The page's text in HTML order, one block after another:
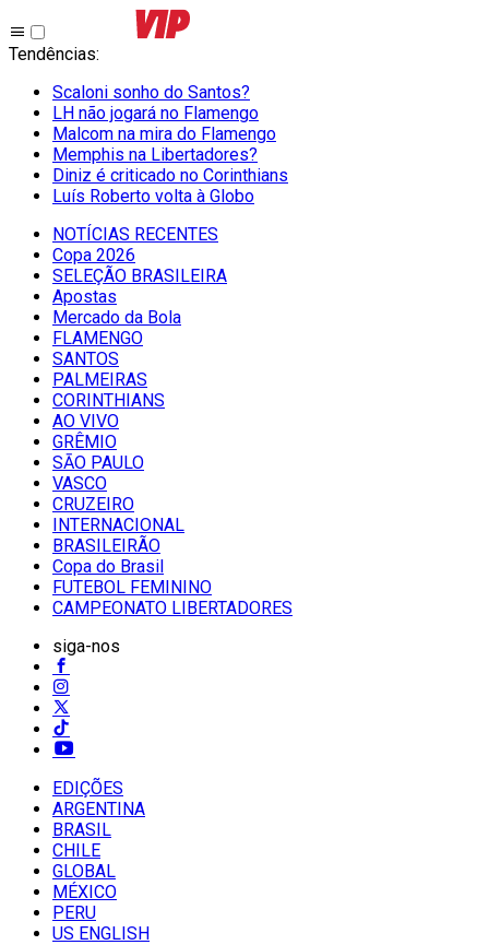
Tendências:
Scaloni sonho do Santos?
LH não jogará no Flamengo
Malcom na mira do Flamengo
Memphis na Libertadores?
Diniz é criticado no Corinthians
Luís Roberto volta à Globo
NOTÍCIAS RECENTES
Copa 2026
SELEÇÃO BRASILEIRA
Apostas
Mercado da Bola
FLAMENGO
SANTOS
PALMEIRAS
CORINTHIANS
AO VIVO
GRÊMIO
SĀO PAULO
VASCO
CRUZEIRO
INTERNACIONAL
BRASILEIRÃO
Copa do Brasil
FUTEBOL FEMININO
CAMPEONATO LIBERTADORES
siga-nos
EDIÇÕES
ARGENTINA
BRASIL
CHILE
GLOBAL
MÉXICO
PERU
US ENGLISH